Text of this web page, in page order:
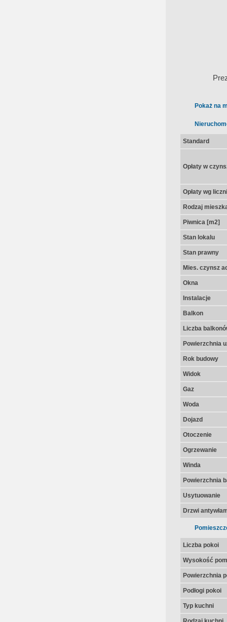
Pokaż na
Standard
Opłaty w
Opłaty wg
Rodzaj
Piwnica [m2]
Stan lokalu
Stan prawny
Mies. czynsz
Okna
Instalacje
Balkon
Liczba
Powierzchnia
Rok budowy
Widok
Gaz
Woda
Dojazd
Otoczenie
Ogrzewanie
Winda
Powierzchnia
Usytuowanie
Drzwi
Liczba pokoi
Wysokość
Powierzchnia
Podłogi pokoi
Typ kuchni